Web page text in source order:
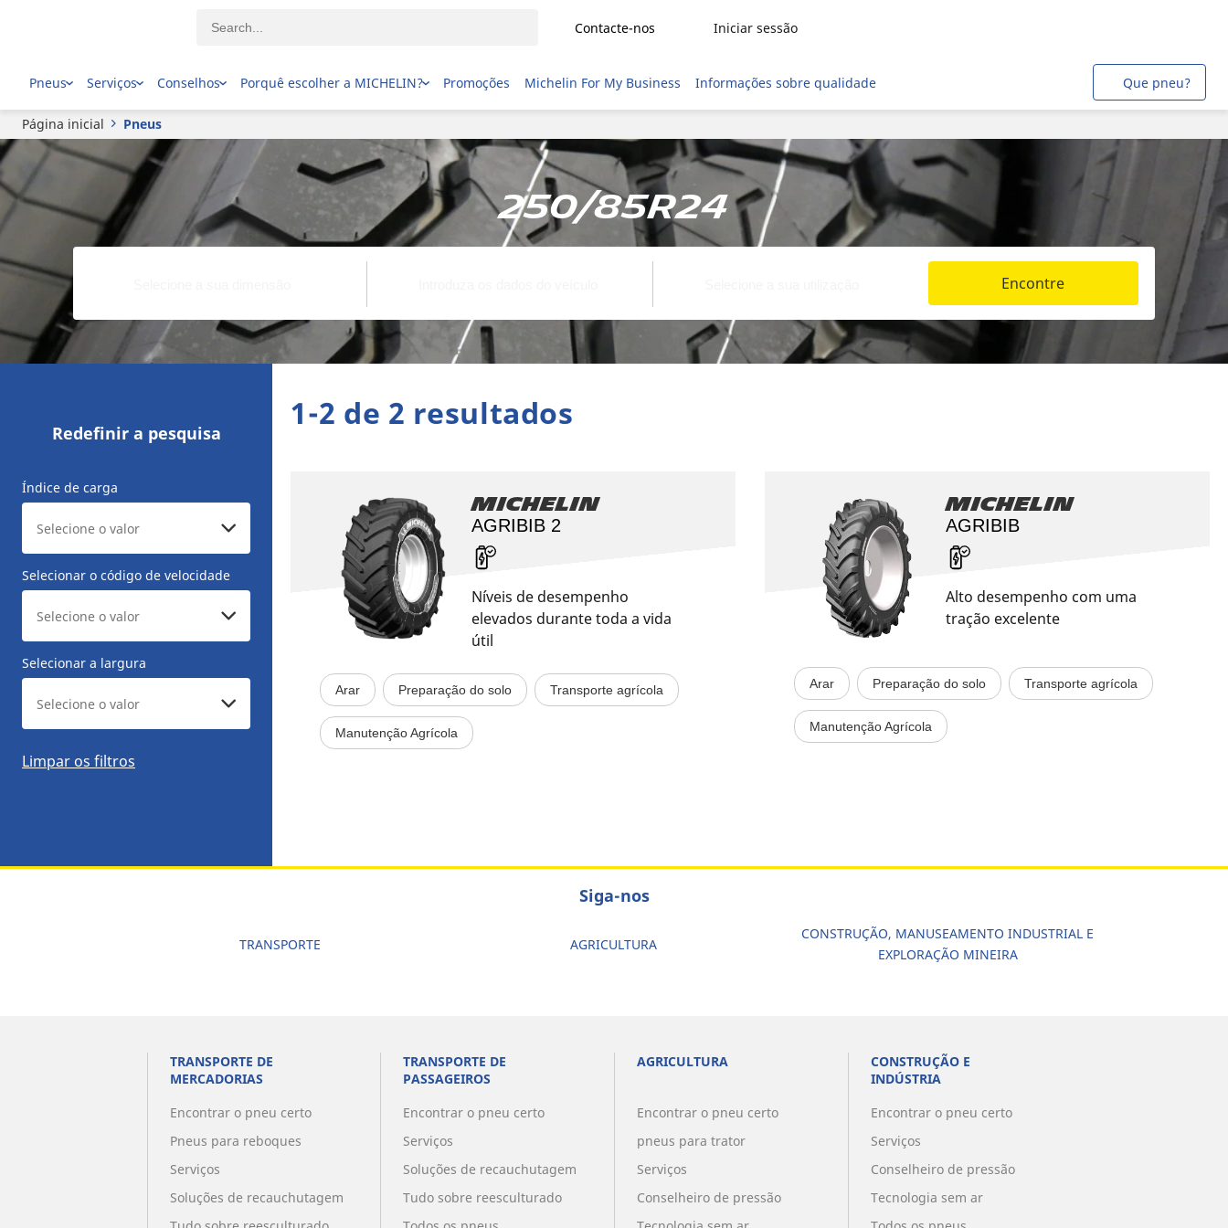
Contacte-nos Iniciar sessão
Pneus Serviços Conselhos Porquê escolher a MICHELIN? Promoções Michelin For My Business Informações sobre qualidade Que pneu?
Página inicial Pneus
250/85R24
Encontre
Redefinir a pesquisa
Índice de carga
Selecionar o código de velocidade
Selecionar a largura
Limpar os filtros
1-2 de 2 resultados
Michelin
AGRIBIB 2
Níveis de desempenho
elevados durante toda a vida
útil
Arar Preparação do solo Transporte agrícola
Manutenção Agrícola
Michelin
AGRIBIB
Alto desempenho com uma
tração excelente
Arar Preparação do solo Transporte agrícola
Manutenção Agrícola
Siga-nos
TRANSPORTE AGRICULTURA
CONSTRUÇÃO, MANUSEAMENTO INDUSTRIAL E
EXPLORAÇÃO MINEIRA
TRANSPORTE DE
MERCADORIAS
Encontrar o pneu certo
Pneus para reboques
Serviços
Soluções de recauchutagem
TRANSPORTE DE
PASSAGEIROS
Encontrar o pneu certo
Serviços
Soluções de recauchutagem
Tudo sobre reesculturado
AGRICULTURA
Encontrar o pneu certo
pneus para trator
Serviços
Conselheiro de pressão
CONSTRUÇÃO E
INDÚSTRIA
Encontrar o pneu certo
Serviços
Conselheiro de pressão
Tecnologia sem ar